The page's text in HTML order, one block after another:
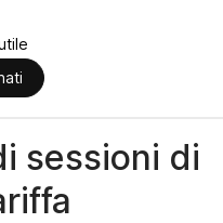
sessioni di